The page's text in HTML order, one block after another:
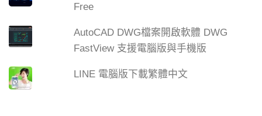
Free
AutoCAD DWG檔案開啟軟體 DWG
FastView 支援電腦版與手機版
LINE 電腦版下載繁體中文